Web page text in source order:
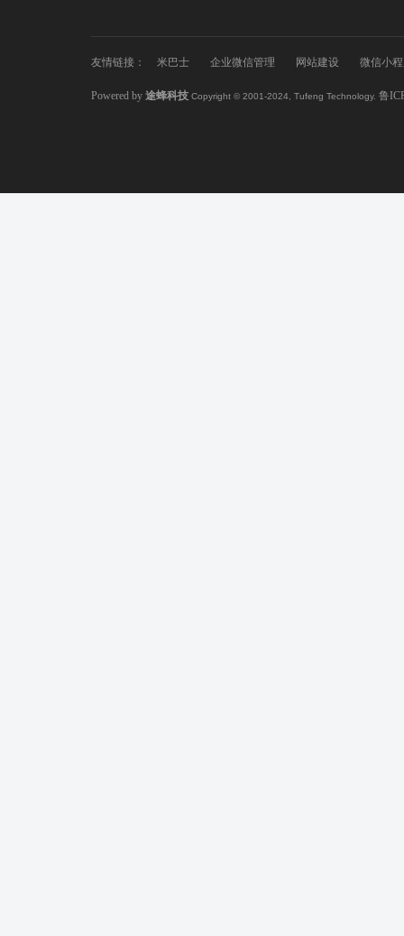
友情链接： 米巴士 企业微信管理 网站建设 微信小
Powered by途蜂科技 Copyright © 2001-2024, Tufeng Technology. 鲁